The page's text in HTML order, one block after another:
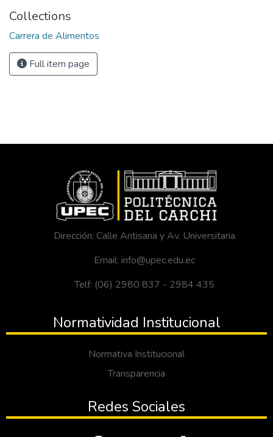
Collections
Carrera de Alimentos
Full item page
Dirección: Calle Antisana y Av. Universitaria
Email: info@upec.edu.ec
Telf: (06) 2980 837 - 2984 435
Normatividad Institucional
Normativa Institucional
Transparencia
Redes Sociales